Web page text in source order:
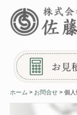
ホーム
会社案内
施工実績
作業工程
ホーム お問合せ 個